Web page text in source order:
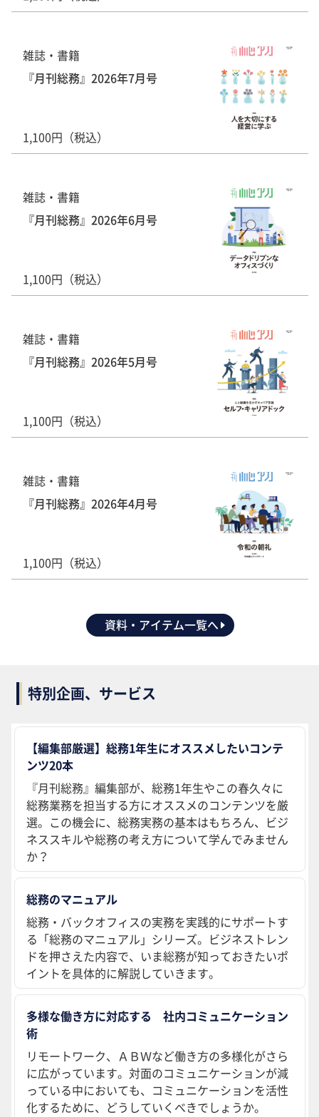
雑誌・書籍
『月刊総務』2026年7月号
1,100円（税込）
雑誌・書籍
『月刊総務』2026年6月号
1,100円（税込）
雑誌・書籍
『月刊総務』2026年5月号
1,100円（税込）
雑誌・書籍
『月刊総務』2026年4月号
1,100円（税込）
資料・アイテム一覧へ
特別企画、サービス
【編集部厳選】総務1年生にオススメしたいコンテ
ンツ20本
『月刊総務』編集部が、総務1年生やこの春久々に
総務業務を担当する方にオススメのコンテンツを厳
選。この機会に、総務実務の基本はもちろん、ビジ
ネススキルや総務の考え方について学んでみません
か？
総務のマニュアル
総務・バックオフィスの実務を実践的にサポートす
る「総務のマニュアル」シリーズ。ビジネストレン
ドを押さえた内容で、いま総務が知っておきたいポ
イントを具体的に解説していきます。
多様な働き方に対応する 社内コミュニケーション
術
リモートワーク、ＡＢＷなど働き方の多様化がさら
に広がっています。対面のコミュニケーションが減
っている中においても、コミュニケーションを活性
化するために、どうしていくべきでしょうか。